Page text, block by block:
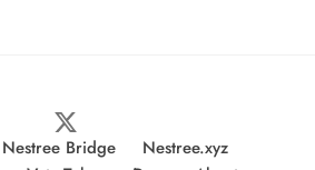
Nestree Bridge
Nestree.xyz